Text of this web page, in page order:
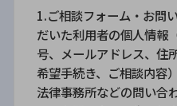
1.ご相談フォーム・お問
だいた利用者の個人情報
号、メールアドレス、住
希望手続き、ご相談内容
法律事務所などの問い合